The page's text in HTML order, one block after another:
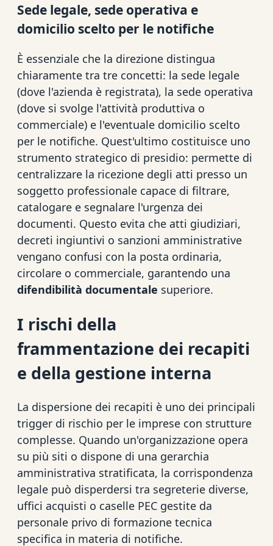
Sede legale, sede operativa e
domicilio scelto per le notifiche
È essenziale che la direzione distingua
chiaramente tra tre concetti: la sede legale
(dove l'azienda è registrata), la sede operativa
(dove si svolge l'attività produttiva o
commerciale) e l'eventuale domicilio scelto
per le notifiche. Quest'ultimo costituisce uno
strumento strategico di presidio: permette di
centralizzare la ricezione degli atti presso un
soggetto professionale capace di filtrare,
catalogare e segnalare l'urgenza dei
documenti. Questo evita che atti giudiziari,
decreti ingiuntivi o sanzioni amministrative
vengano confusi con la posta ordinaria,
circolare o commerciale, garantendo una
difendibilità documentale superiore.
I rischi della
frammentazione dei recapiti
e della gestione interna
La dispersione dei recapiti è uno dei principali
trigger di rischio per le imprese con strutture
complesse. Quando un'organizzazione opera
su più siti o dispone di una gerarchia
amministrativa stratificata, la corrispondenza
legale può disperdersi tra segreterie diverse,
uffici acquisti o caselle PEC gestite da
personale privo di formazione tecnica
specifica in materia di notifiche.